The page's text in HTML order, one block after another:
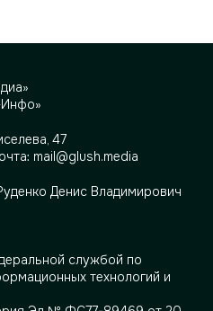
47
mail@glush.media
Денис Владимирович
службой по
технологий и